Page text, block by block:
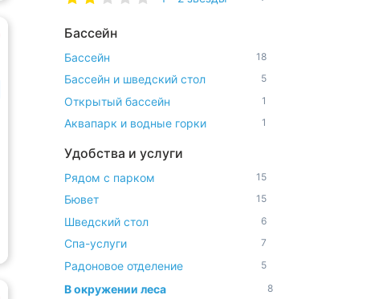
Бассейн
Бассейн 18
Бассейн и шведский стол 5
Открытый бассейн 1
Аквапарк и водные горки 1
Удобства и услуги
Рядом с парком 15
Бювет 15
Шведский стол 6
Спа-услуги 7
Радоновое отделение 5
В окружении леса 8